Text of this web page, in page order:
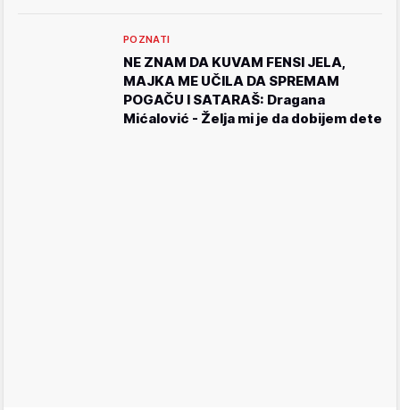
POZNATI
NE ZNAM DA KUVAM FENSI JELA,
MAJKA ME UČILA DA SPREMAM
POGAČU I SATARAŠ: Dragana
Mićalović - Želja mi je da dobijem dete